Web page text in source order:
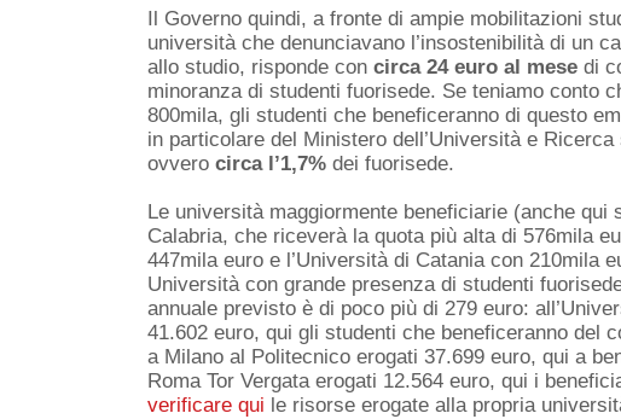
Il Governo quindi, a fronte di ampie mobilitazioni
università che denunciavano l’insostenibilità di un
allo studio, risponde con circa 24 euro al mese di
minoranza di studenti fuorisede. Se teniamo conto
800mila, gli studenti che beneficeranno di questo
in particolare del Ministero dell’Università e
ovvero circa l’1,7% dei fuorisede.
Le università maggiormente beneficiarie (anche qui
Calabria, che riceverà la quota più alta di 576mila
447mila euro e l’Università di Catania con 210mila
Università con grande presenza di studenti
annuale previsto è di poco più di 279 euro:
41.602 euro, qui gli studenti che beneficeranno del
a Milano al Politecnico erogati 37.699 euro, qui a
Roma Tor Vergata erogati 12.564 euro, qui i
verificare qui le risorse erogate alla propria